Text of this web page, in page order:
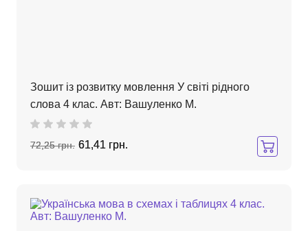
Зошит із розвитку мовлення У світі рідного
слова 4 клас. Авт: Вашуленко М.
72,25 грн. 61,41 грн.